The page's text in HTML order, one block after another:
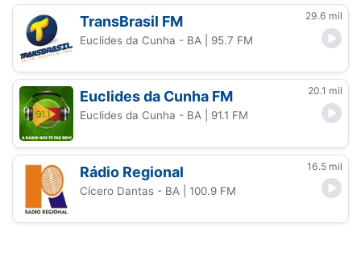
TransBrasil FM 29.6 mil
Euclides da Cunha - BA | 95.7 FM
Euclides da Cunha FM 20.1 mil
Euclides da Cunha - BA | 91.1 FM
Rádio Regional 16.5 mil
Cícero Dantas - BA | 100.9 FM